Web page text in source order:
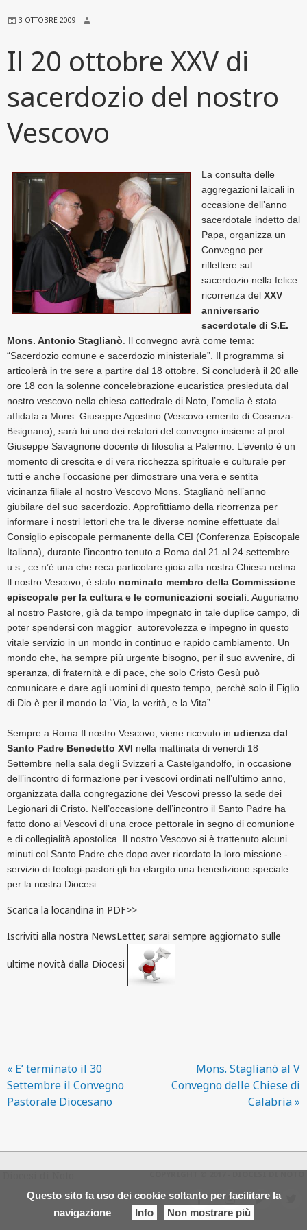
Questo sito fa uso dei cookie soltanto per facilitare la
navigazione
Info Non mostrare più
3 OTTOBRE 2009
Il 20 ottobre XXV di
sacerdozio del nostro
Vescovo
La consulta delle
aggregazioni laicali in
occasione dell’anno
sacerdotale indetto dal
Papa, organizza un
Convegno per
riflettere sul
sacerdozio nella felice
ricorrenza del XXV
anniversario
sacerdotale di S.E.
Mons. Antonio Staglianò . Il convegno avrà come tema:
“Sacerdozio comune e sacerdozio ministeriale”. Il programma si
articolerà in tre sere a partire dal 18 ottobre. Si concluderà il 20 alle
ore 18 con la solenne concelebrazione eucaristica presieduta dal
nostro vescovo nella chiesa cattedrale di Noto, l’omelia è stata
affidata a Mons. Giuseppe Agostino (Vescovo emerito di Cosenza-
Bisignano), sarà lui uno dei relatori del convegno insieme al prof.
Giuseppe Savagnone docente di filosofia a Palermo. L’evento è un
momento di crescita e di vera ricchezza spirituale e culturale per
tutti e anche l’occasione per dimostrare una vera e sentita
vicinanza filiale al nostro Vescovo Mons. Staglianò nell’anno
giubilare del suo sacerdozio. Approfittiamo della ricorrenza per
informare i nostri lettori che tra le diverse nomine effettuate dal
Consiglio episcopale permanente della CEI (Conferenza Episcopale
Italiana), durante l’incontro tenuto a Roma dal 21 al 24 settembre
u.s., ce n’è una che reca particolare gioia alla nostra Chiesa netina.
Il nostro Vescovo, è stato nominato membro della Commissione
episcopale per la cultura e le comunicazioni sociali . Auguriamo
al nostro Pastore, già da tempo impegnato in tale duplice campo, di
poter spendersi con maggior autorevolezza e impegno in questo
vitale servizio in un mondo in continuo e rapido cambiamento. Un
mondo che, ha sempre più urgente bisogno, per il suo avvenire, di
speranza, di fraternità e di pace, che solo Cristo Gesù può
comunicare e dare agli uomini di questo tempo, perchè solo il Figlio
di Dio è per il mondo la “Via, la verità, e la Vita”.
Sempre a Roma Il nostro Vescovo, viene ricevuto in udienza dal
Santo Padre Benedetto XVI nella mattinata di venerdi 18
Settembre nella sala degli Svizzeri a Castelgandolfo, in occasione
dell’incontro di formazione per i vescovi ordinati nell’ultimo anno,
organizzata dalla congregazione dei Vescovi presso la sede dei
Legionari di Cristo. Nell’occasione dell’incontro il Santo Padre ha
fatto dono ai Vescovi di una croce pettorale in segno di comunione
e di collegialità apostolica. Il nostro Vescovo si è trattenuto alcuni
minuti col Santo Padre che dopo aver ricordato la loro missione -
servizio di teologi-pastori gli ha elargito una benedizione speciale
per la nostra Diocesi.
Scarica la locandina in PDF>>
Iscriviti alla nostra NewsLetter, sarai sempre aggiornato sulle
ultime novità dalla Diocesi
« E’ terminato il 30
Settembre il Convegno
Pastorale Diocesano
Mons. Staglianò al V
Convegno delle Chiese di
Calabria»
f i